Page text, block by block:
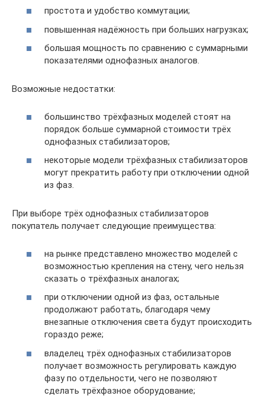
простота и удобство коммутации;
повышенная надёжность при больших нагрузках;
большая мощность по сравнению с суммарными
показателями однофазных аналогов.
Возможные недостатки:
большинство трёхфазных моделей стоят на
порядок больше суммарной стоимости трёх
однофазных стабилизаторов;
некоторые модели трёхфазных стабилизаторов
могут прекратить работу при отключении одной
из фаз.
При выборе трёх однофазных стабилизаторов
покупатель получает следующие преимущества:
на рынке представлено множество моделей с
возможностью крепления на стену, чего нельзя
сказать о трёхфазных аналогах;
при отключении одной из фаз, остальные
продолжают работать, благодаря чему
внезапные отключения света будут происходить
гораздо реже;
владелец трёх однофазных стабилизаторов
получает возможность регулировать каждую
фазу по отдельности, чего не позволяют
сделать трёхфазное оборудование;